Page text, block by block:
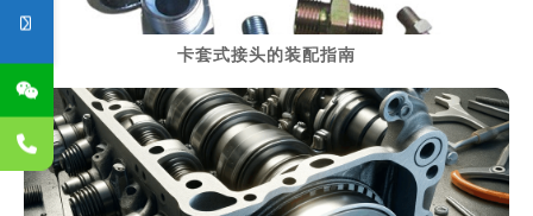
卡套式接头的装配指南